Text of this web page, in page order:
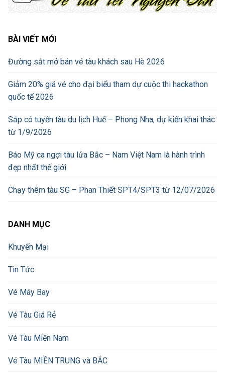
BÀI VIẾT MỚI
Đường sắt mở bán vé tàu khách sau Hè 2026
Giảm 20% giá vé cho đại biểu tham dự cuộc thi hackathon
quốc tế 2026
Sắp có tuyến tàu du lịch Huế – Phong Nha, dự kiến khai thác
từ 1/9/2026
Báo Mỹ ca ngợi tàu lửa Bắc – Nam Việt Nam là hành trình
đẹp nhất thế giới
Chạy thêm tàu SG – Phan Thiết SPT4/SPT3 từ 12/07/2026
DANH MỤC
Khuyến Mại
Tin Tức
Vé Máy Bay
Vé Tàu Giá Rẻ
Vé Tàu Miền Nam
Vé Tàu MIỀN TRUNG và BẮC